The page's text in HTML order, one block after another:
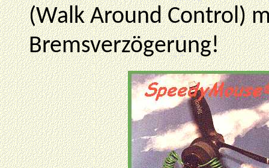
(Walk Around Control)
Bremsverzögerung!